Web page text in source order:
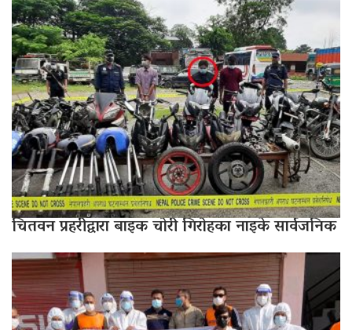
चितवन प्रहरीद्वारा बाइक चोरी गिरोहका नाइके सार्वजनिक